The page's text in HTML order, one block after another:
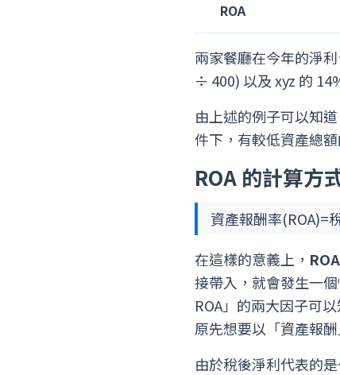
ROA
兩家餐廳在今年的淨
÷ 400) 以及 xyz 的
由上述的例子可以知道
件下，有較低資產總
ROA 的計算方
資產報酬率(ROA)=
在這樣的意義上，
接帶入，就會發生一
ROA」的兩大因子可
原先想要以「資產報
由於稅後淨利代表的